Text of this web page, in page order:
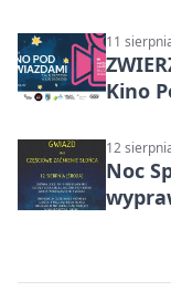
11
Kino
12
Noc